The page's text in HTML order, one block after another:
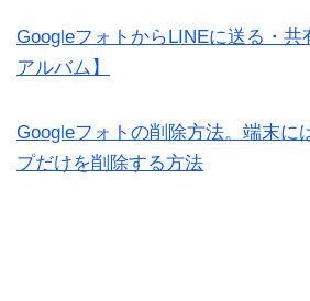
GoogleフォトからLINEに送る・共
アルバム】
Googleフォトの削除方法。端末に
プだけを削除する方法